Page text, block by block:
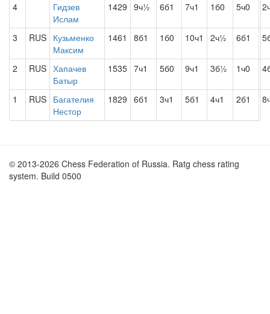
4
Гидзев
Ислам
1429 9ч½ 6б1 7ч1 1б0 5ч0
3 RUS Кузьменко
Максим
1461 8б1 1б0 10ч1 2ч½ 6б1
2 RUS Хапачев
Батыр
1535 7ч1 5б0 9ч1 3б½ 1ч0
1 RUS Багателия
Нестор
1829 6б1 3ч1 5б1 4ч1 2б1
© 2013-2026 Chess Federation of Russia. Ratg chess rating
system. Build 0500